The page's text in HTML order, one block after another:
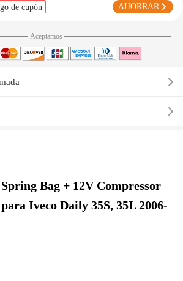
de cupón AHORRAR
Aceptamos
Bag + 12V Compressor
Iveco Daily 35S, 35L 2006-